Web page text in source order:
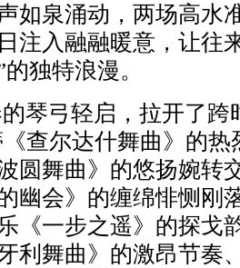
如泉涌动，两场高水
注入融融暖意，让往
独特浪漫。
琴弓轻启，拉开了跨
查尔达什舞曲》的
圆舞曲》的悠扬婉转
幽会》的缠绵悱恻刚
《一步之遥》的探戈
利舞曲》的激昂节奏